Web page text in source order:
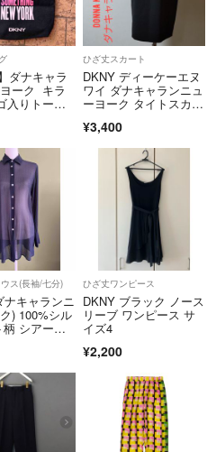
いしております(*＾ω＾*)
項の確認をお願いいたします(❛ᴗ❛)
ざいました♡
手入れし、他のユーザーにお安くお
でも廃棄物を無くすことを使命とし
ますので何かございましたら評価前
用)でのシワはご容赦下さい☆
観を伴い表現及び受け止め方に個人
ダナキャラ
ーク キラ
入りトート
ひざ丈スカート
DKNY ディーケーエヌ
ワイ ダナキャランニュ
ーヨーク タイトスカー
¥3,400
ス(長袖/七分)
ナキャランニ
) 100%シル
シアーブ
ひざ丈ワンピース
DKNY ブラック ノース
リーブ ワンピース サ
イズ4
¥2,200